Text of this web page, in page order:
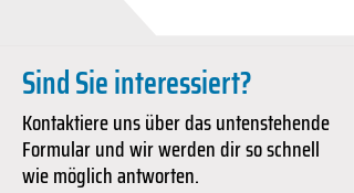
Sind Sie interessiert?
Kontaktiere uns über das untenstehende
Formular und wir werden dir so schnell
wie möglich antworten.